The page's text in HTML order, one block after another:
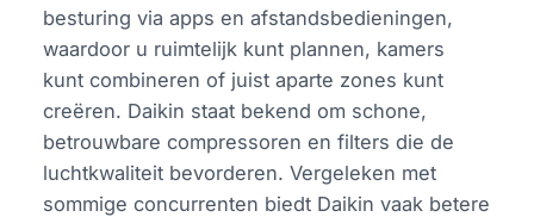
besturing via apps en afstandsbedieningen,
waardoor u ruimtelijk kunt plannen, kamers
kunt combineren of juist aparte zones kunt
creëren. Daikin staat bekend om schone,
betrouwbare compressoren en filters die de
luchtkwaliteit bevorderen. Vergeleken met
sommige concurrenten biedt Daikin vaak betere